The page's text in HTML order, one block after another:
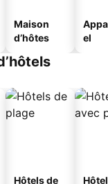
Maison
d’hôtes
el
Hôtels de